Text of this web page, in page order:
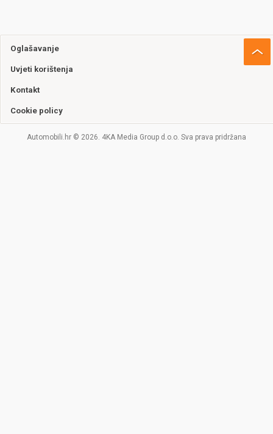
Oglašavanje
Uvjeti korištenja
Kontakt
Cookie policy
Automobili.hr © 2026. 4KA Media Group d.o.o. Sva prava pridržana